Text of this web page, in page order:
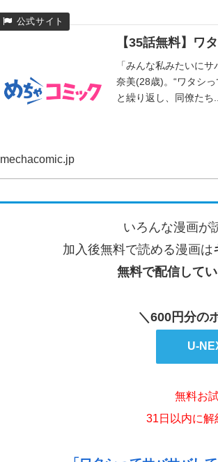
【35話無料】ワ
「みんな私みたいに
奈美(28歳)。“ワタシ
と繰り返し、同僚たち...
mechacomic.jp
いろんな漫画が
加入後無料で読める漫画は
無料で配信して
＼600円分の
U-
無料お
31日以内に解